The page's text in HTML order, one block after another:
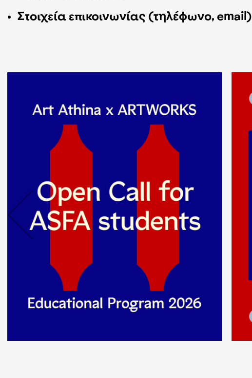
Στοιχεία επικοινωνίας (τηλέφωνο, email)